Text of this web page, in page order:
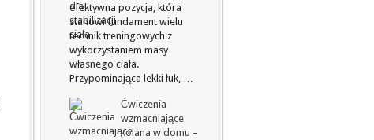
efektywna pozycja, która
stanowi fundament wielu
technik treningowych z
wykorzystaniem masy
własnego ciała.
Przypominająca lekki łuk, …
Ćwiczenia
wzmacniające
kolana w domu –